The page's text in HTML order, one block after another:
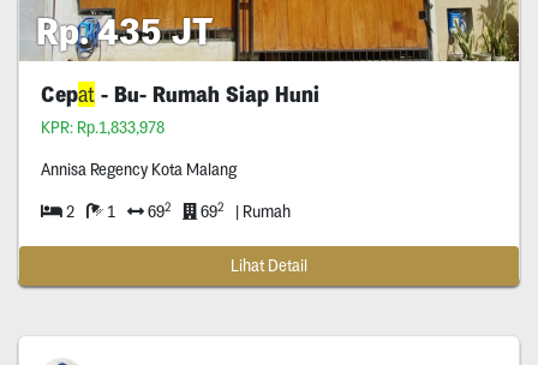
Rp. 435 JT
Cepat- Bu- Rumah Siap Huni
KPR: Rp.1,833,978
Annisa Regency Kota Malang
2 1 692 692 | Rumah
Lihat Detail